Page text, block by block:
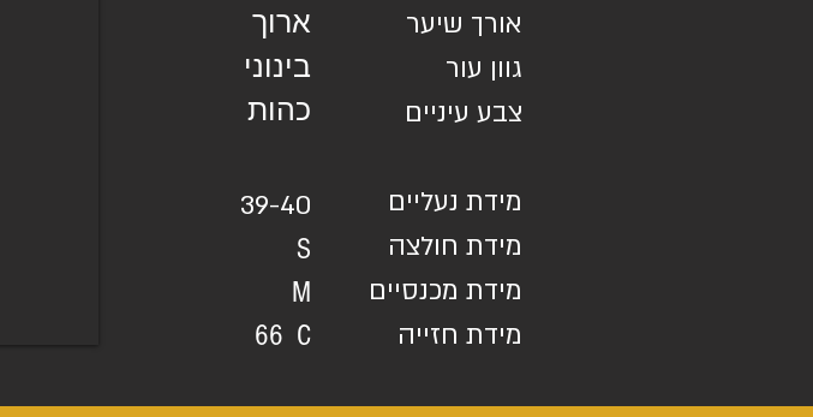
אורך שיער
גוון עור
צבע עיניים​
מידת נעליים
מידת חולצה
מידת מכנסיים
מידת חזייה
ארוך
בינוני
כהות
39-40
S
M
C
66